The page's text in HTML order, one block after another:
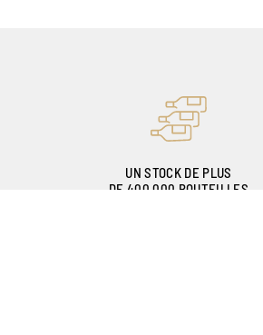
UN STOCK DE PLUS
DE 400.000 BOUTEILLES